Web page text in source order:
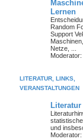
Lernen
Random
Support
Netze, ...
Moderator:
LITERATUR, LINKS,
VERANSTALTUNGEN
Literatur
und
Moderator: